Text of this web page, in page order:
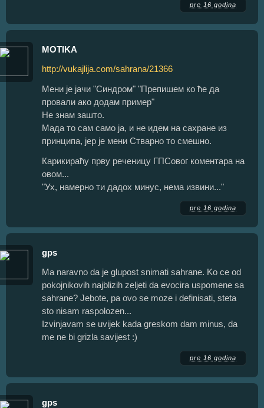
pre 16 godina
MOTIKA
http://vukajlija.com/sahrana/21366
Мени је јачи "Синдром" "Препишем ко ће да
провали ако додам пример"
Не знам зашто.
Мада то сам само ја, и не идем на сахране из
принципа, јер је мени Стварно то смешно.
Карикираћу прву реченицу ГПСовог коментара на
овом...
"Ух, намерно ти дадох минус, нема извини..."
pre 16 godina
gps
Ma naravno da je glupost snimati sahrane. Ko ce od
pokojnikovih najblizih zeljeti da evocira uspomene sa
sahrane? Jebote, pa ovo se moze i definisati, steta
sto nisam raspolozen...
Izvinjavam se uvijek kada greskom dam minus, da
me ne bi grizla savijest :)
pre 16 godina
gps